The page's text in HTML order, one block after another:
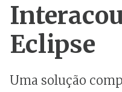
Eclipse
Uma solução